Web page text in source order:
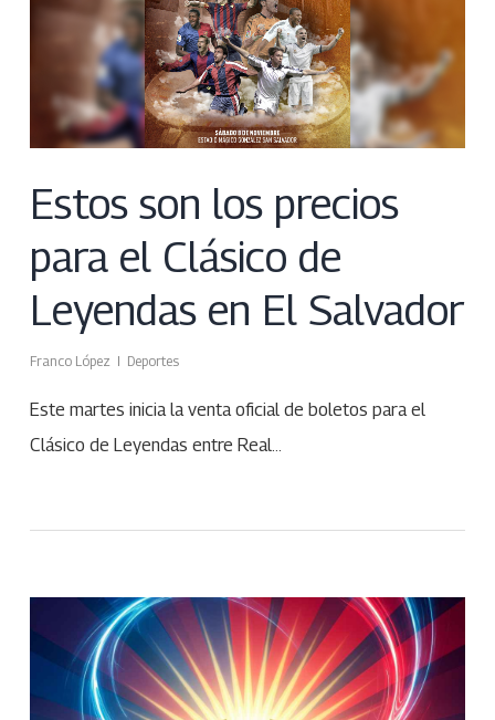
Estos son los precios
para el Clásico de
Leyendas en El Salvador
Franco López Deportes
Este martes inicia la venta oficial de boletos para el
Clásico de Leyendas entre Real…